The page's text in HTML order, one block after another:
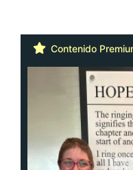
Contenido